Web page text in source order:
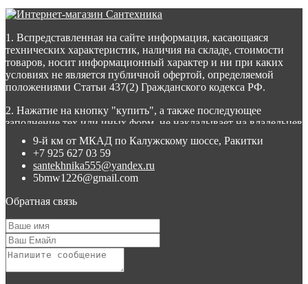
1. Вспредставленная на сайте информация, касающаяся
технических характеристик, наличия на складе, стоимости
товаров, носит информационный характер и ни при каких
условиях не является публичной офертой, определяемой
положениями Статьи 437(2) Гражданского кодекса РФ.
2. Нажатие на кнопку "купить", а также последующее
заполнение тех или иных форм, не накладывает на владельцев
сайта никаких обязательств.
3. Присланное по e-mail сообщение, содержащее копию
заполненной формы заявки на сайте, не является ответом на
сообщение потребителя или подтверждением заказа со
стороны владельцев сайта.
4. Все материалы, размещенные на сайте, являются
собственностью владельцев сайта, либо собственностью
организаций, с которыми у владельцев сайта есть соглашение
о размещении материалов. Копирование любой информации
может повлечь за собой уголовное преследование.
9-й км от МКАД по Калужскому шоссе, Ракитки
+7 925 627 03 59
santekhnika555@yandex.ru
5bmw1226@gmail.com
Обратная связь